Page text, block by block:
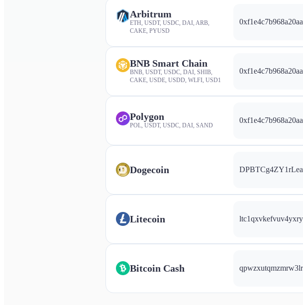
Arbitrum
ETH, USDT, USDC, DAI, ARB,
CAKE, PYUSD
BNB Smart Chain
BNB, USDT, USDC, DAI, SHIB,
CAKE, USDE, USDD, WLFI, USD1
Polygon
POL, USDT, USDC, DAI, SAND
Dogecoin
Litecoin
Bitcoin Cash